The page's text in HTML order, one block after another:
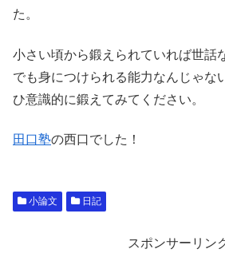
た。
小さい頃から鍛えられていれば世話
でも身につけられる能力なんじゃな
ひ意識的に鍛えてみてください。
田口塾の西口でした！
小論文 日記
スポンサーリン